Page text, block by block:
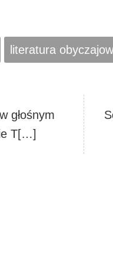
literatura
głośnym
T[…]